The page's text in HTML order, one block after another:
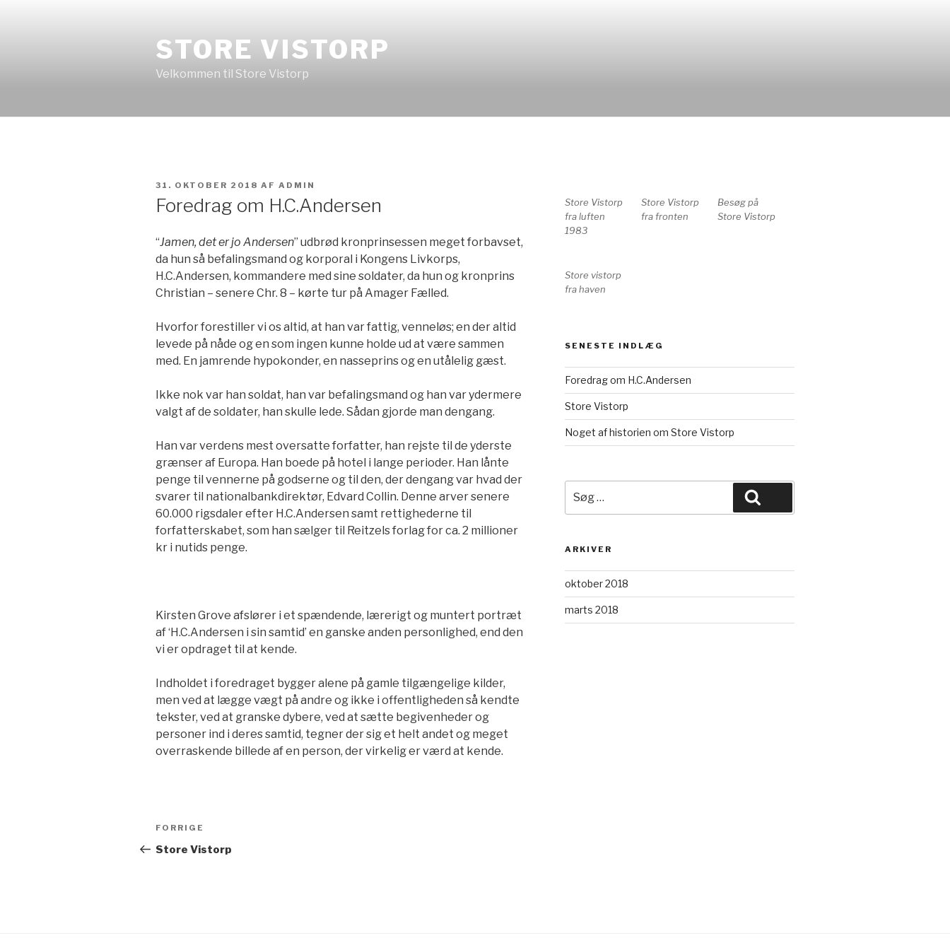
STORE VISTORP
Velkommen til Store Vistorp
UDGIVET
31. OKTOBER 2018 AF ADMIN
Foredrag om H.C.Andersen
“Jamen, det er jo Andersen” udbrød kronprinsessen meget forbavset,
da hun så befalingsmand og korporal i Kongens Livkorps,
H.C.Andersen, kommandere med sine soldater, da hun og kronprins
Christian – senere Chr. 8 – kørte tur på Amager Fælled.
Hvorfor forestiller vi os altid, at han var fattig, venneløs; en der altid
levede på nåde og en som ingen kunne holde ud at være sammen
med. En jamrende hypokonder, en nasseprins og en utålelig gæst.
Ikke nok var han soldat, han var befalingsmand og han var ydermere
valgt af de soldater, han skulle lede. Sådan gjorde man dengang.
Han var verdens mest oversatte forfatter, han rejste til de yderste
grænser af Europa. Han boede på hotel i lange perioder. Han lånte
penge til vennerne på godserne og til den, der dengang var hvad der
svarer til nationalbankdirektør, Edvard Collin. Denne arver senere
60.000 rigsdaler efter H.C.Andersen samt rettighederne til
forfatterskabet, som han sælger til Reitzels forlag for ca. 2 millioner
kr i nutids penge.
Kirsten Grove afslører i et spændende, lærerigt og muntert portræt
af ‘H.C.Andersen i sin samtid’ en ganske anden personlighed, end den
vi er opdraget til at kende.
Indholdet i foredraget bygger alene på gamle tilgængelige kilder,
men ved at lægge vægt på andre og ikke i offentligheden så kendte
tekster, ved at granske dybere, ved at sætte begivenheder og
personer ind i deres samtid, tegner der sig et helt andet og meget
overraskende billede af en person, der virkelig er værd at kende.
Indlægsnavigation
Forrige
indlæg
FORRIGE
Store Vistorp
Store Vistorp
fra luften
1983
Store Vistorp
fra fronten
Besøg på
Store Vistorp
Store vistorp
fra haven
SENESTE INDLÆG
Foredrag om H.C.Andersen
Store Vistorp
Noget af historien om Store Vistorp
efter:
ARKIVER
oktober 2018
marts 2018